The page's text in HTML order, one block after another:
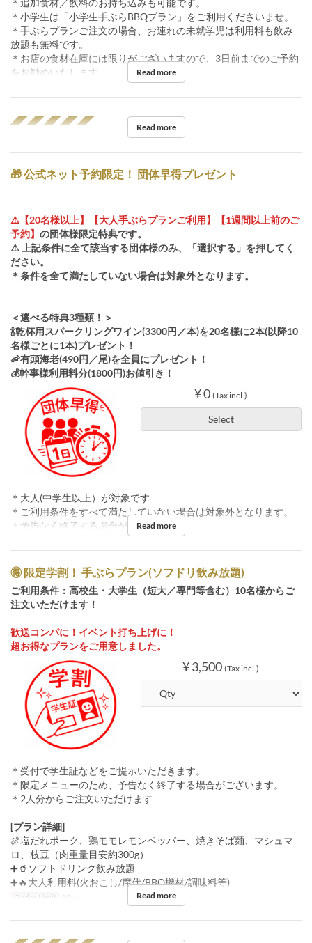
＊追加食材／飲料のお持ち込みも可能です。
＊小学生は「小学生手ぶらBBQプラン」をご利用くださいませ。
＊手ぶらプランご注文の場合、お連れの未就学児は利用料も飲み
放題も無料です。
＊お店の食材在庫には限りがございますので、3日前までのご予約
をお勧めいたします。
Read more
◢◤◢◤◢◤◢◤◢◤
Read more
🎁 公式ネット予約限定！ 団体早得プレゼント
⚠️【20名様以上】【大人手ぶらプランご利用】【1週間以上前のご
予約】 の団体様限定特典です。
⚠️ 上記条件に全て該当する団体様のみ、「選択する」を押してく
ださい。
＊条件を全て満たしていない場合は対象外となります。
＜選べる特典3種類！＞
🍾乾杯用スパークリングワイン(3300円／本)を20名様に2本(以降10
名様ごとに1本)プレゼント！
🦐有頭海老(490円／尾)を全員にプレゼント！
💰幹事様利用料分(1800円)お値引き！
¥ 0 (Tax incl.)
Select
＊大人(中学生以上）が対象です
＊ご利用条件をすべて満たしていない場合は対象外となります。
＊予告なく終了する場合がございます。
Read more
🉐 限定学割！ 手ぶらプラン(ソフドリ飲み放題)
ご利用条件：高校生・大学生（短大／専門等含む）10名様からご
注文いただけます！
歓送コンパに！イベント打ち上げに！
超お得なプランをご用意しました。
¥ 3,500 (Tax incl.)
＊受付で学生証などをご提示いただきます。
＊限定メニューのため、予告なく終了する場合がございます。
＊2人分からご注文いただけます
[プラン詳細]
🍖塩だれポーク、鶏モモレモンペッパー、焼きそば麺、マシュマ
ロ、枝豆（肉重量目安約300g）
➕🥤ソフトドリンク飲み放題
➕🔥大人利用料(火おこし/席代/BBQ機材/調味料等)
Order Limit 10 ~ Read more